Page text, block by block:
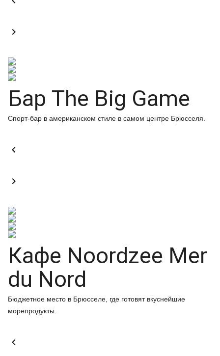

Бар The Big Game
Спорт-бар в американском стиле в самом центре Брюсселя.


Кафе Noordzee Mer
du Nord
Бюджетное место в Брюсселе, где готовят вкуснейшие
морепродукты.
